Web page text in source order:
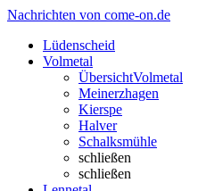
Nachrichten von come-on.de
Lüdenscheid
Volmetal
ÜbersichtVolmetal
Meinerzhagen
Kierspe
Halver
Schalksmühle
schließen
schließen